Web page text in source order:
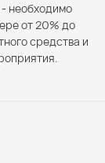
необходимо
от 20% до
средства и